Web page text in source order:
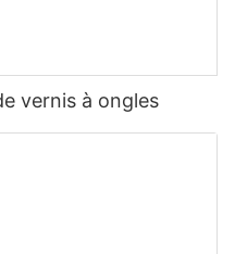
vernis à ongles